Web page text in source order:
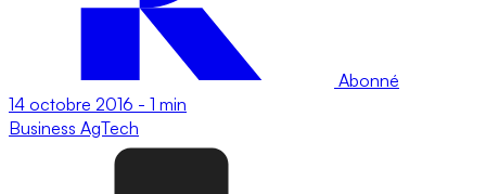
Abonné
14 octobre 2016 - 1 min
Business AgTech